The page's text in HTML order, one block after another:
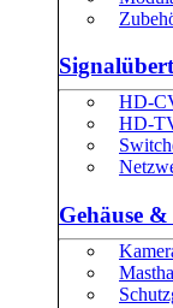
HD-
HD-
Gehäuse